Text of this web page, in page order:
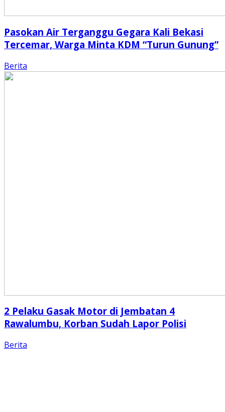
Pasokan Air Terganggu Gegara Kali Bekasi
Tercemar, Warga Minta KDM “Turun Gunung”
Berita
2 Pelaku Gasak Motor di Jembatan 4
Rawalumbu, Korban Sudah Lapor Polisi
Berita